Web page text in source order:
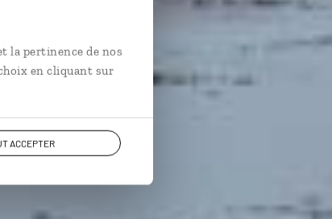
la pertinence de nos
en cliquant sur
ACCEPTER